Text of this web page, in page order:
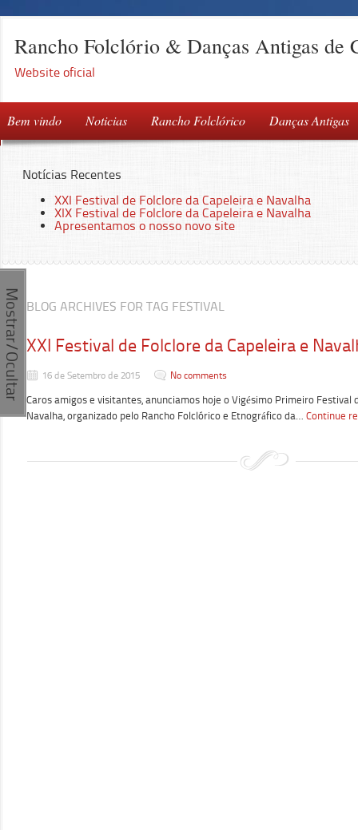
Mostrar/Ocultar
Rancho Folclório & Danças Antigas de
Website oficial
Bem vindo Noticias Rancho Folclórico Danças Antigas
Notícias Recentes
XXI Festival de Folclore da Capeleira e Navalha
XIX Festival de Folclore da Capeleira e Navalha
Apresentamos o nosso novo site
BLOG ARCHIVES FOR TAG FESTIVAL
XXI Festival de Folclore da Capeleira e
16 de Setembro de 2015 No comments
Caros amigos e visitantes, anunciamos hoje o Vigésimo Primeiro Festival
Navalha, organizado pelo Rancho Folclórico e Etnográfico da… Continue